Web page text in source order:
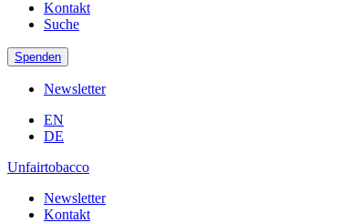
Kontakt
Suche
Spenden
Newsletter
EN
DE
Unfairtobacco
Newsletter
Kontakt